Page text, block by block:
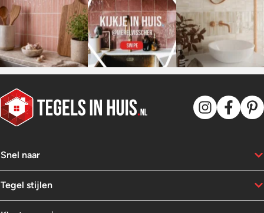
Snel naar
Tegel stijlen